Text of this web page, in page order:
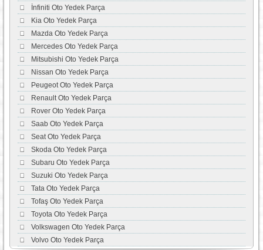
İnfiniti Oto Yedek Parça
Kia Oto Yedek Parça
Mazda Oto Yedek Parça
Mercedes Oto Yedek Parça
Mitsubishi Oto Yedek Parça
Nissan Oto Yedek Parça
Peugeot Oto Yedek Parça
Renault Oto Yedek Parça
Rover Oto Yedek Parça
Saab Oto Yedek Parça
Seat Oto Yedek Parça
Skoda Oto Yedek Parça
Subaru Oto Yedek Parça
Suzuki Oto Yedek Parça
Tata Oto Yedek Parça
Tofaş Oto Yedek Parça
Toyota Oto Yedek Parça
Volkswagen Oto Yedek Parça
Volvo Oto Yedek Parça